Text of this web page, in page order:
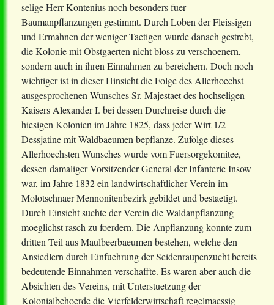
selige Herr Kontenius noch besonders fuer
Baumanpflanzungen gestimmt. Durch Loben der Fleissigen
und Ermahnen der weniger Taetigen wurde danach gestrebt,
die Kolonie mit Obstgaerten nicht bloss zu verschoenern,
sondern auch in ihren Einnahmen zu bereichern. Doch noch
wichtiger ist in dieser Hinsicht die Folge des Allerhoechst
ausgesprochenen Wunsches Sr. Majestaet des hochseligen
Kaisers Alexander I. bei dessen Durchreise durch die
hiesigen Kolonien im Jahre 1825, dass jeder Wirt 1/2
Dessjatine mit Waldbaeumen bepflanze. Zufolge dieses
Allerhoechsten Wunsches wurde vom Fuersorgekomitee,
dessen damaliger Vorsitzender General der Infanterie Insow
war, im Jahre 1832 ein landwirtschaftlicher Verein im
Molotschnaer Mennonitenbezirk gebildet und bestaetigt.
Durch Einsicht suchte der Verein die Waldanpflanzung
moeglichst rasch zu foerdern. Die Anpflanzung konnte zum
dritten Teil aus Maulbeerbaeumen bestehen, welche den
Ansiedlern durch Einfuehrung der Seidenraupenzucht bereits
bedeutende Einnahmen verschaffte. Es waren aber auch die
Absichten des Vereins, mit Unterstuetzung der
Kolonialbehoerde die Vierfelderwirtschaft regelmaessig